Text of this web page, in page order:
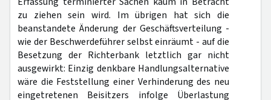
zu ziehen sein wird. Im übrigen hat sich die
beanstandete Änderung der Geschäftsverteilung -
wie der Beschwerdeführer selbst einräumt - auf die
Besetzung der Richterbank letztlich gar nicht
ausgewirkt: Einzig denkbare Handlungsalternative
wäre die Feststellung einer Verhinderung des neu
eingetretenen Beisitzers infolge Überlastung